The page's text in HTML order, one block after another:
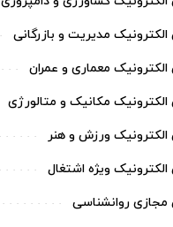
مدیریت و بازرگانی
معماری و عمران
مکانیک و متالورژی
ورزش و هنر
ویژه اشتغال
روانشناسی